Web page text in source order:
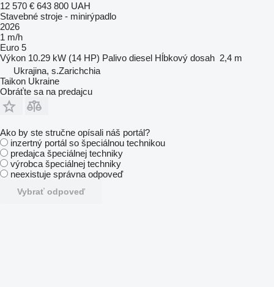
12 570 € 643 800 UAH
Stavebné stroje - minirýpadlo
2026
1 m/h
Euro 5
Výkon 10.29 kW (14 HP) Palivo diesel Hĺbkový dosah 2,4 m
Ukrajina, s.Zarichchia
Taikon Ukraine
Obráťte sa na predajcu
Ako by ste stručne opísali náš portál?
inzertný portál so špeciálnou technikou
predajca špeciálnej techniky
výrobca špeciálnej techniky
neexistuje správna odpoveď
Vybrať odpoveď